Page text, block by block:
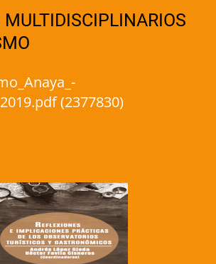
MULTIDISCIPLINARIOS
(2377830)